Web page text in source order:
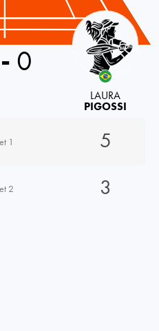
- 0
LAURA
PIGOSSI
1
5
2 3